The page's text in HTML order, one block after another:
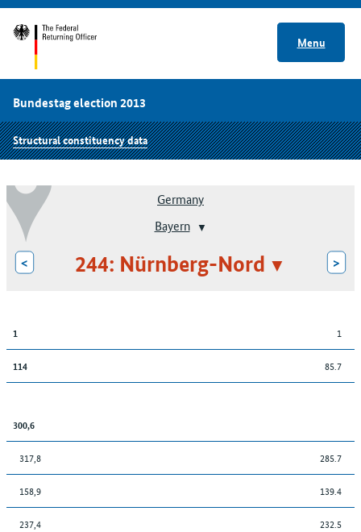
Menu
Bundestag election 2013
Structural constituency data
Germany
Bayern
< 244: Nürnberg-Nord >
1 1
114 85.7
300,6
317,8 285.7
158,9 139.4
237,4 232.5